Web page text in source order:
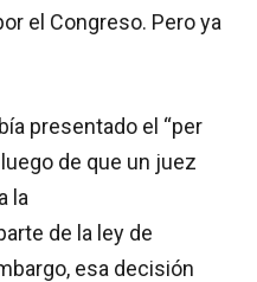
el Congreso. Pero ya
presentado el “per
de que un juez
la
de la ley de
esa decisión